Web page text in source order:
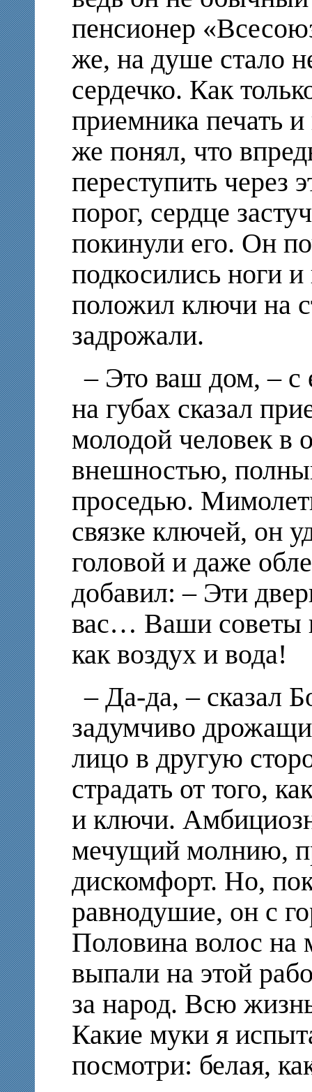
пенсионер
же, на душе стало
сердечко. Как
приемника печать
же понял, что
переступить через
порог, сердце
покинули его. Он
подкосились ноги и
положил ключи на
задрожали.
– Это ваш дом, – с
на губах сказал
молодой человек в
внешностью,
проседью.
связке ключей, он
головой и даже
добавил: – Эти
вас… Ваши советы
как воздух и вода!
– Да-да, – сказал
задумчиво
лицо в другую
страдать от того,
и ключи.
мечущий молнию,
дискомфорт. Но,
равнодушие, он с
Половина волос на
выпали на этой
за народ. Всю
Какие муки я
посмотри: белая,